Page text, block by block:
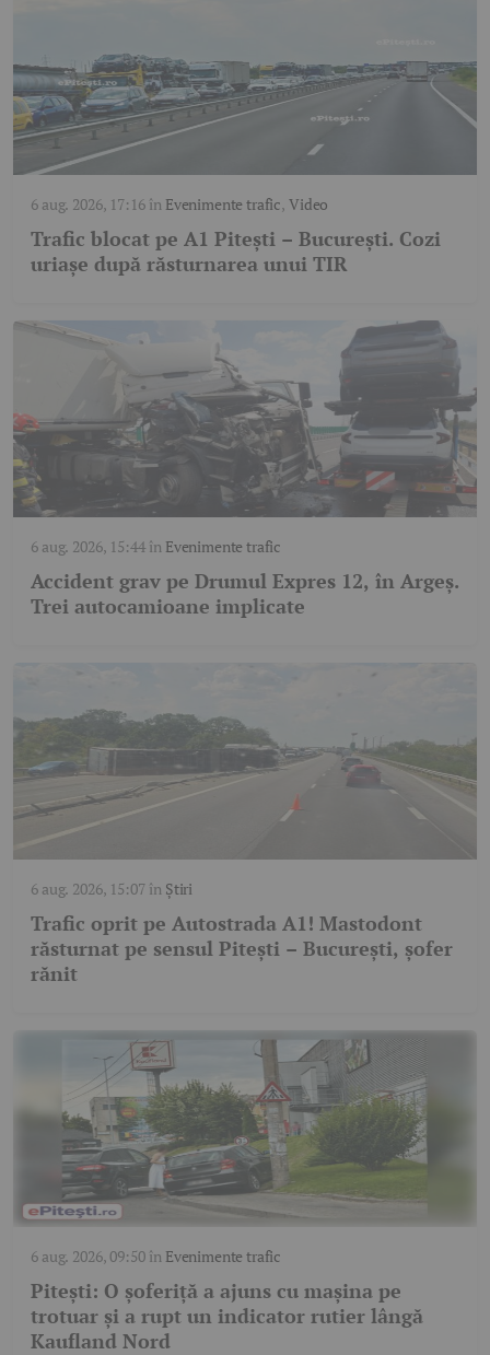
6 aug. 2026, 17:16în Evenimente trafic,Video
Trafic blocat pe A1 Pitești – București. Cozi
uriașe după răsturnarea unui TIR
6 aug. 2026, 15:44în Evenimente trafic
Accident grav pe Drumul Expres 12, în Argeș.
Trei autocamioane implicate
6 aug. 2026, 15:07în Știri
Trafic oprit pe Autostrada A1! Mastodont
răsturnat pe sensul Pitești – București, șofer
rănit
6 aug. 2026, 09:50în Evenimente trafic
Pitești: O șoferiță a ajuns cu mașina pe
trotuar și a rupt un indicator rutier lângă
Kaufland Nord